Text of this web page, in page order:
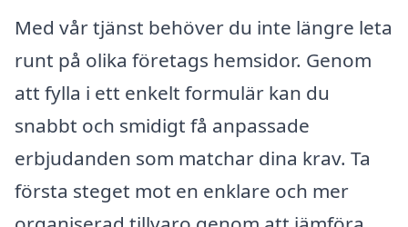
Med vår tjänst behöver du inte längre leta
runt på olika företags hemsidor. Genom
att fylla i ett enkelt formulär kan du
snabbt och smidigt få anpassade
erbjudanden som matchar dina krav. Ta
första steget mot en enklare och mer